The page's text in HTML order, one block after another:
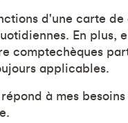
d'une carte
En plus,
comptechèques
applicables.
à mes